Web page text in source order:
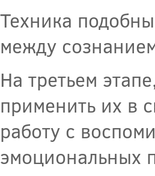
Техника
между
На третьем
применить их в
работу с
эмоциональных